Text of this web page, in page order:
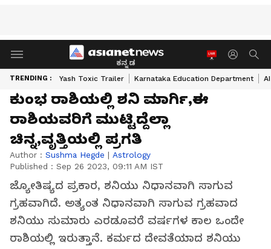
ಕನ್ನಡ
TRENDING : Yash Toxic Trailer Karnataka Education Department
ಕುಂಭ ರಾಶಿಯಲ್ಲಿ ಶನಿ ಮಾರ್ಗಿ,ಈ
ರಾಶಿಯವರಿಗೆ ಮುಟ್ಟಿದ್ದೆಲ್ಲಾ
ಚಿನ್ನ,ವೃತ್ತಿಯಲ್ಲಿ ಪ್ರಗತಿ
Author : Sushma Hegde | Astrology
Published : Sep 26 2023, 09:11 AM IST
ಜ್ಯೋತಿಷ್ಯದ ಪ್ರಕಾರ, ಶನಿಯು ನಿಧಾನವಾಗಿ ಸಾಗುವ
ಗ್ರಹವಾಗಿದೆ. ಅತ್ಯಂತ ನಿಧಾನವಾಗಿ ಸಾಗುವ ಗ್ರಹವಾದ
ಶನಿಯು ಸುಮಾರು ಎರಡೂವರೆ ವರ್ಷಗಳ ಕಾಲ ಒಂದೇ
ರಾಶಿಯಲ್ಲಿ ಇರುತ್ತಾನೆ. ಕರ್ಮದ ದೇವತೆಯಾದ ಶನಿಯು